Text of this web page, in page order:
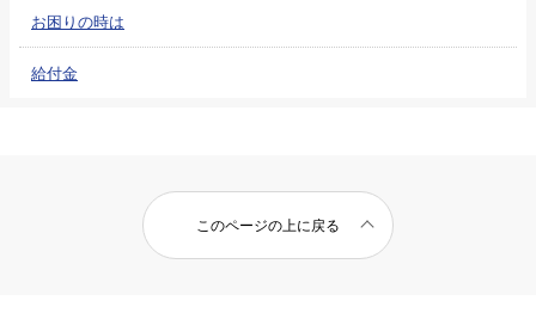
お困りの時は
給付金
このページの上に戻る